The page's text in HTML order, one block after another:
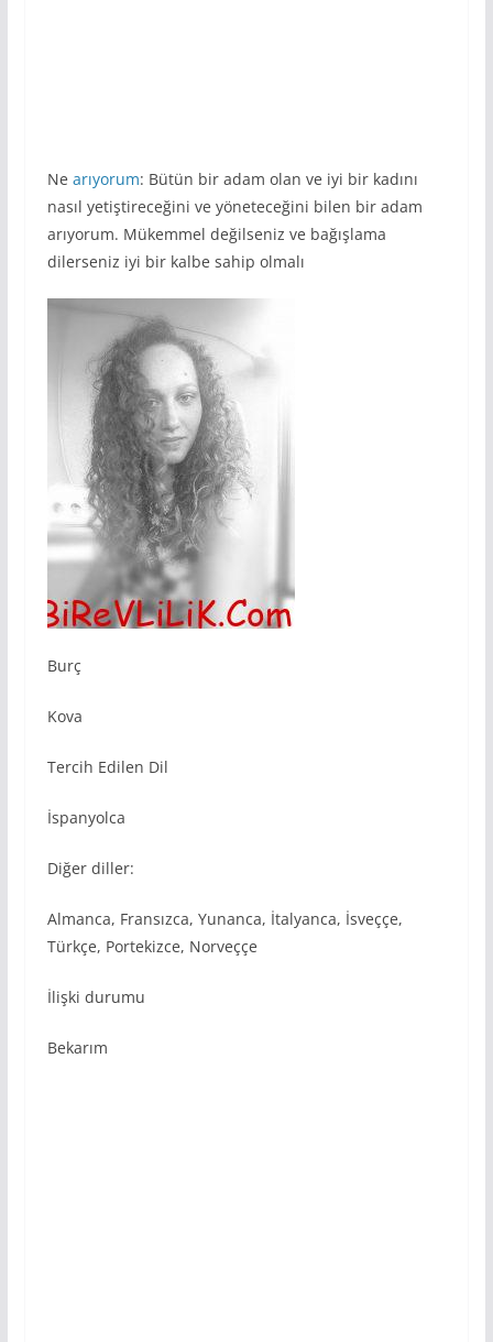
Ne arıyorum: Bütün bir adam olan ve iyi bir kadını
nasıl yetiştireceğini ve yöneteceğini bilen bir adam
arıyorum. Mükemmel değilseniz ve bağışlama
dilerseniz iyi bir kalbe sahip olmalı
Burç
Kova
Tercih Edilen Dil
İspanyolca
Diğer diller:
Almanca, Fransızca, Yunanca, İtalyanca, İsveççe,
Türkçe, Portekizce, Norveççe
İlişki durumu
Bekarım